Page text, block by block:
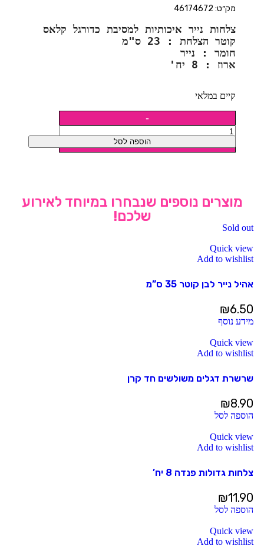
מק״ט: 46174672
צלחות נייר איכותיות למסיבת כדורגל קלאס
קוטר הצלחת : 23 ס"מ
חומר : נייר
ארוז : 8 יח'
קיים במלאי
הוספה לסל
מוצרים נוספים שנבחרו במיוחד לאירוע
שלכם!
Sold out
Quick view
Add to wishlist
אהיל נייר לבן קוטר 35 ס”מ
₪6.50
מידע נוסף
Quick view
Add to wishlist
שרשרת דגלים משולשים חד קרן
₪8.90
הוספה לסל
Quick view
Add to wishlist
צלחות גדולות פנדה 8 יח’
₪11.90
הוספה לסל
Quick view
Add to wishlist